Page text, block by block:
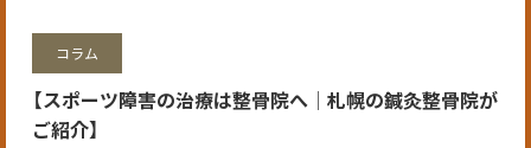
コラム
【スポーツ障害の治療は整骨院へ│札幌の鍼灸整骨院が
ご紹介】